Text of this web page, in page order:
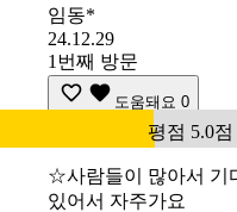
임동*
24.12.29
1번째 방문
도움돼요 0
평점 5.0
☆사람들이 많아서 기
있어서 자주가요